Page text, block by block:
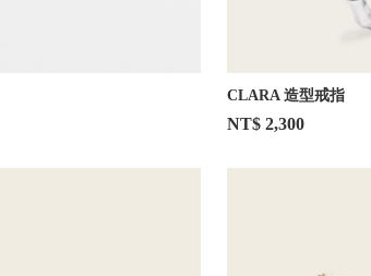
CLARA 造型戒指
NT$ 2,300